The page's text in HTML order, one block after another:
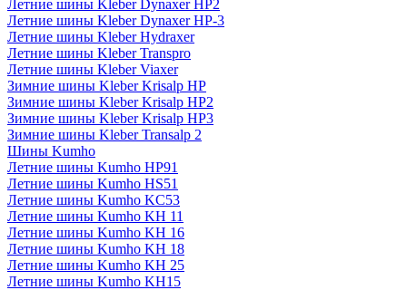
Летние шины Kleber Dynaxer HP2
Летние шины Kleber Dynaxer HP-3
Летние шины Kleber Hydraxer
Летние шины Kleber Transpro
Летние шины Kleber Viaxer
Зимние шины Kleber Krisalp HP
Зимние шины Kleber Krisalp HP2
Зимние шины Kleber Krisalp HP3
Зимние шины Kleber Transalp 2
Шины Kumho
Летние шины Kumho HP91
Летние шины Kumho HS51
Летние шины Kumho KC53
Летние шины Kumho KH 11
Летние шины Kumho KH 16
Летние шины Kumho KH 18
Летние шины Kumho KH 25
Летние шины Kumho KH15